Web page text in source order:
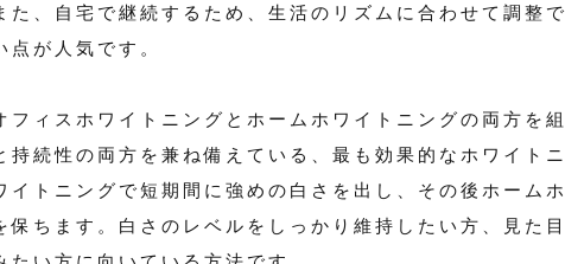
た、自宅で継続するため、生活のリズムに合わせて調整で
が人気です。
フィスホワイトニングとホームホワイトニングの両方を組
続性の両方を兼ね備えている、最も効果的なホワイトニ
イトニングで短期間に強めの白さを出し、その後ホームホ
保ちます。白さのレベルをしっかり維持したい方、見た目